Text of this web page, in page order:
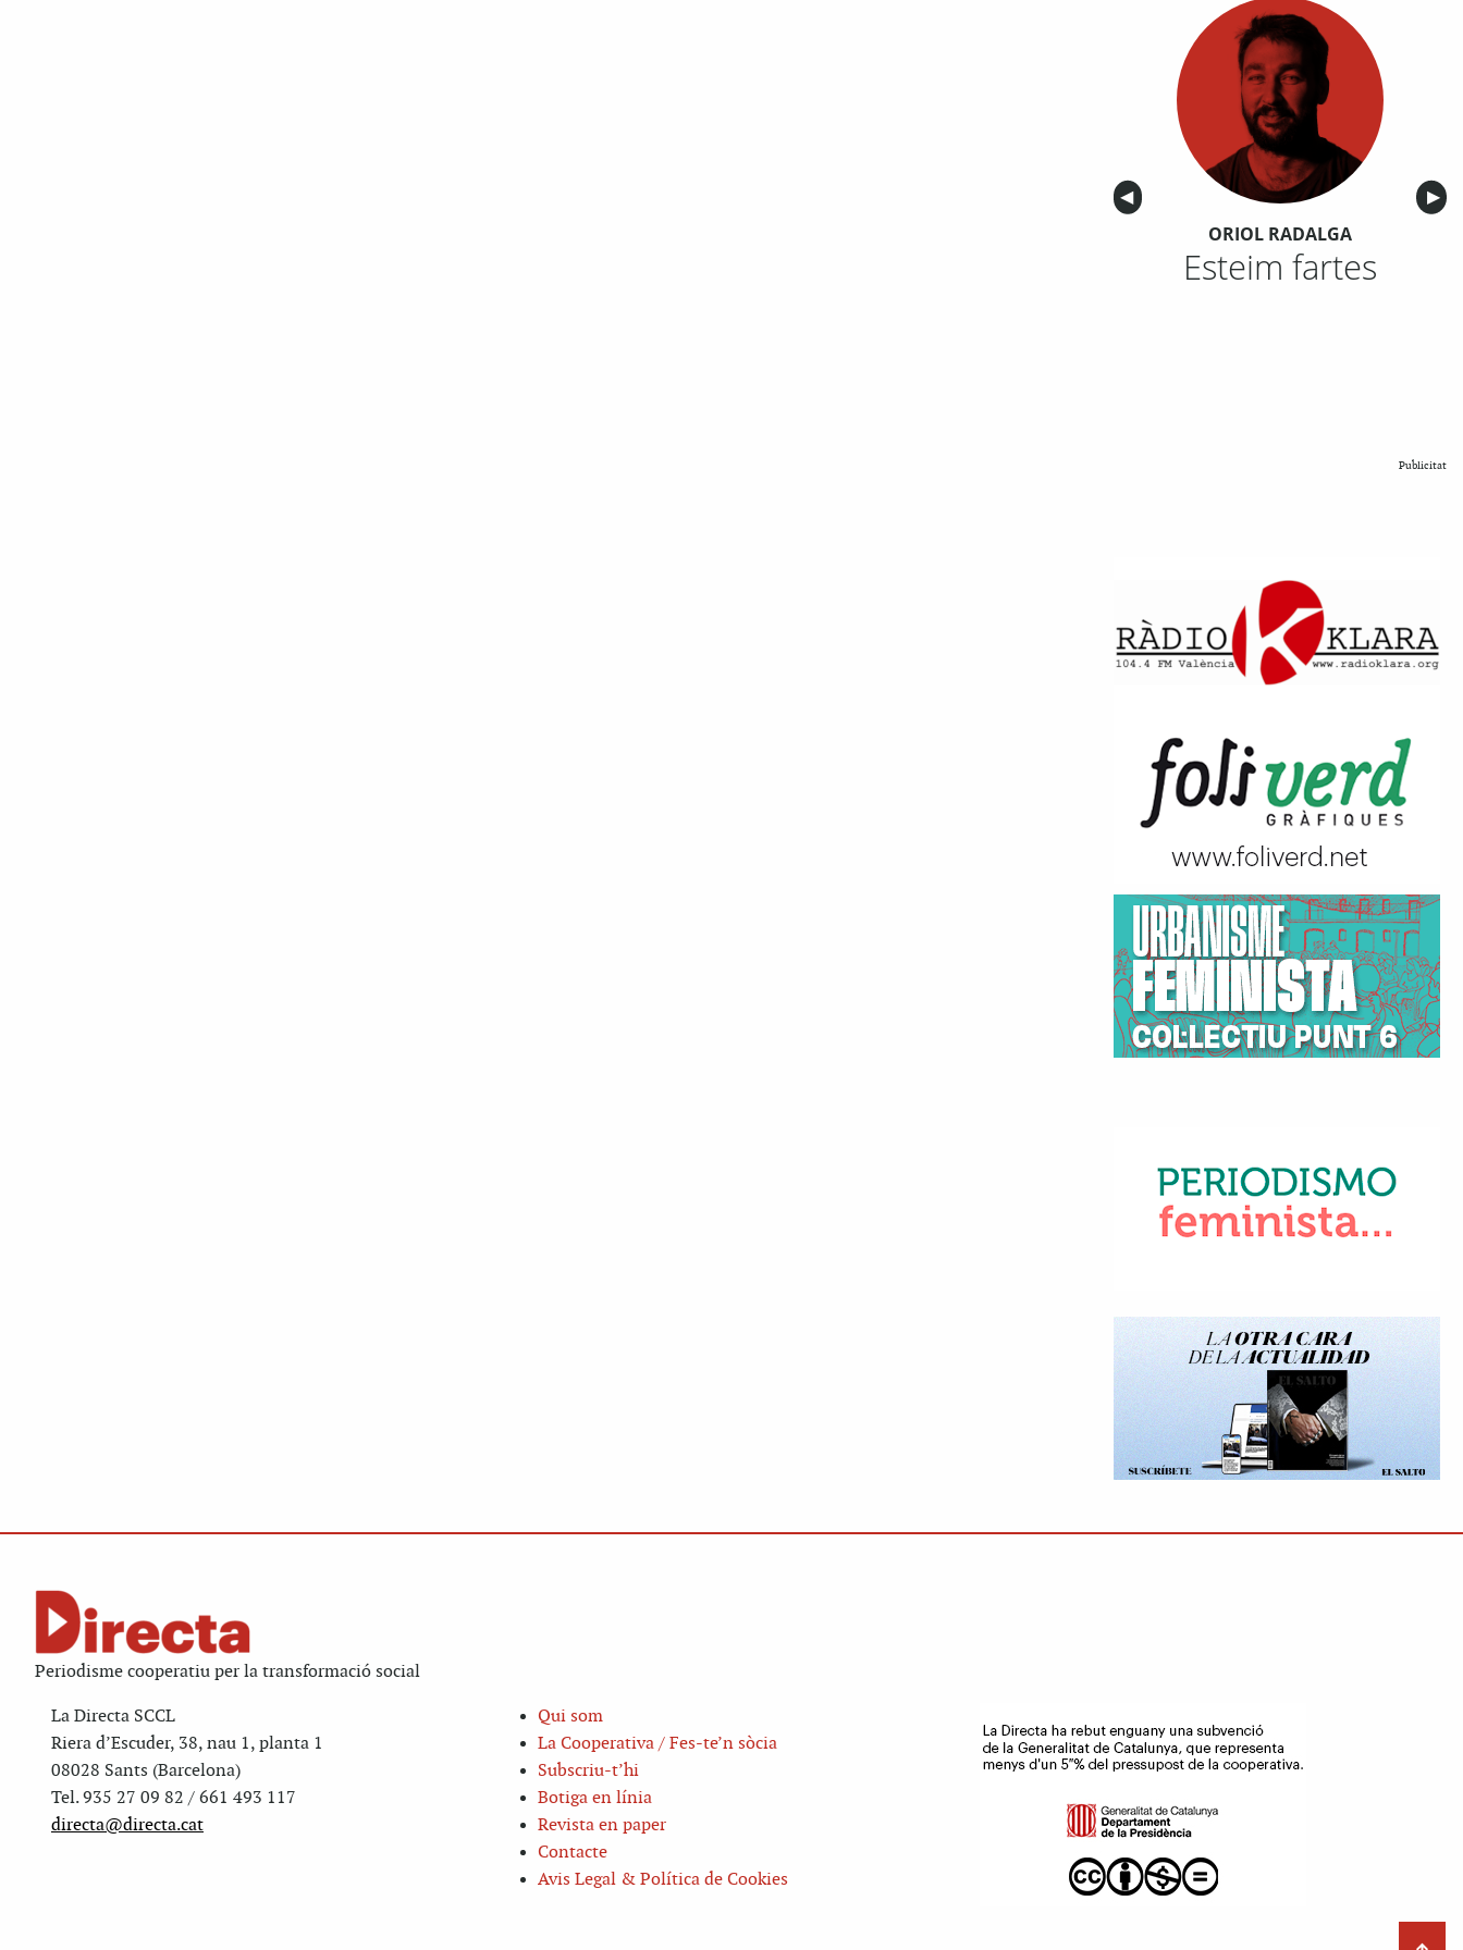
Anterior
◀︎ ▶︎
ORIOL RADALGA
Esteim fartes
Publicitat
Periodisme cooperatiu per la transformació social
La Directa SCCL
Riera d’Escuder, 38, nau 1, planta 1
08028 Sants (Barcelona)
Tel. 935 27 09 82 / 661 493 117
directa@directa.cat
Qui som
La Cooperativa / Fes-te’n sòcia
Subscriu-t’hi
Botiga en línia
Revista en paper
Contacte
Avis Legal & Política de Cookies